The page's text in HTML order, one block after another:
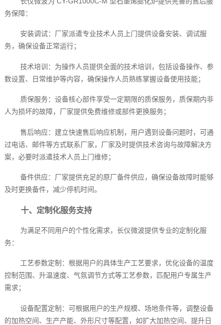
务保障：
安装调试：厂家派遣专业技术人员上门提供设备安装、调试服
务，确保设备正常运行；
技术培训：为操作人员提供全面的技术培训，包括设备操作、参
数设置、日常维护等内容，确保操作人员熟练掌握设备使用技能；
质保服务：设备核心部件享受一定期限的质保服务，质保期内非
人为损坏的故障，厂家提供免费维修或部件更换服务；
售后响应：建立快速售后响应机制，用户遇到设备问题时，可通
过电话、邮件等方式联系厂家，厂家及时提供技术咨询与故障解决方
案，必要时派遣技术人员上门维修；
备件供应：厂家提供充足的原厂备件供应，确保设备故障时能够
及时更换备件，减少停机时间。
十、定制化服务支持
为满足不同用户的个性化需求，长仪微波提供专业的定制化服
务：
工艺参数定制：根据用户的具体生产工艺要求，优化设备的温度
控制范围、升温速度、气氛调节方式等工艺参数，匹配用户专属生产
需求；
设备配置定制：可根据用户的生产规模、场地条件等，调整设备
的加热空间、生产产能、外形尺寸等配置，如扩大加热空间、提升日